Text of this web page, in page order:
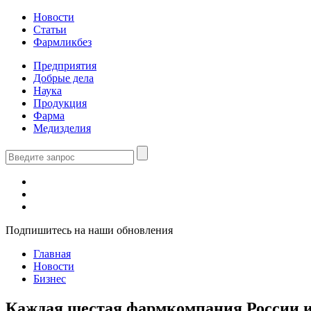
Новости
Статьи
Фармликбез
Предприятия
Добрые дела
Наука
Продукция
Фарма
Медизделия
Подпишитесь на наши обновления
Главная
Новости
Бизнес